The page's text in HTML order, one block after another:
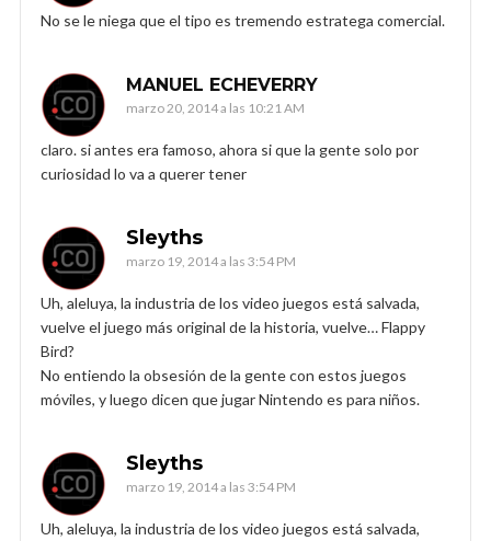
No se le niega que el tipo es tremendo estratega comercial.
MANUEL ECHEVERRY
marzo 20, 2014 a las 10:21 AM
claro. si antes era famoso, ahora si que la gente solo por
curiosidad lo va a querer tener
Sleyths
marzo 19, 2014 a las 3:54 PM
Uh, aleluya, la industria de los video juegos está salvada,
vuelve el juego más original de la historia, vuelve… Flappy
Bird?
No entiendo la obsesión de la gente con estos juegos
móviles, y luego dicen que jugar Nintendo es para niños.
Sleyths
marzo 19, 2014 a las 3:54 PM
Uh, aleluya, la industria de los video juegos está salvada,